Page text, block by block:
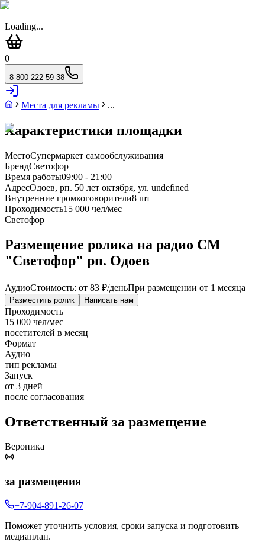
Loading...
0
8 800 222 59 38
Места для рекламы ...
Характеристики площадки
МестоСупермаркет самообслуживания
БрендСветофор
Время работы09:00 - 21:00
АдресОдоев, рп. 50 лет октября, ул. undefined
Внутренние громкоговорители8 шт
Проходимость15 000 чел/мес
Светофор
Размещение ролика на радио СМ
"Светофор" рп. Одоев
АудиоСтоимость: от 83 ₽/деньПри размещении от 1 месяца
Разместить ролик Написать нам
Проходимость
15 000 чел/мес
посетителей в месяц
Формат
Аудио
тип рекламы
Запуск
от 3 дней
после согласования
Ответственный за размещение
Вероника
за размещения
+7-904-891-26-07
Поможет уточнить условия, сроки запуска и подготовить
медиаплан.